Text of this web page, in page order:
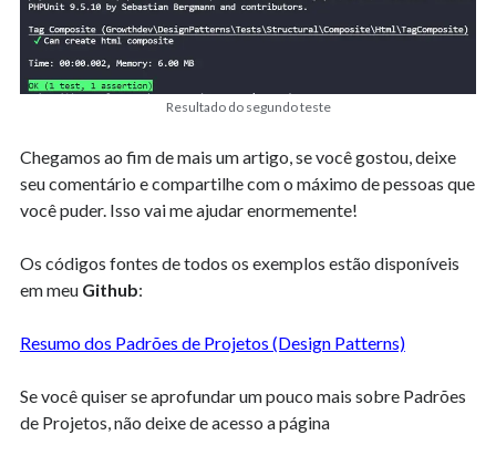
Resultado do segundo teste
Chegamos ao fim de mais um artigo, se você gostou, deixe
seu comentário e compartilhe com o máximo de pessoas que
você puder. Isso vai me ajudar enormemente!
Os códigos fontes de todos os exemplos estão disponíveis
em meu Github:
Resumo dos Padrões de Projetos (Design Patterns)
Se você quiser se aprofundar um pouco mais sobre Padrões
de Projetos, não deixe de acesso a página